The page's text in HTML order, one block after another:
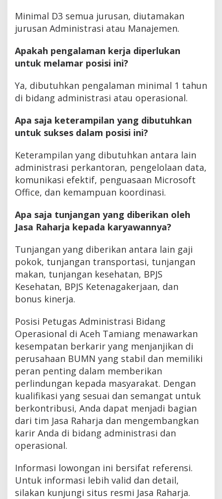
Minimal D3 semua jurusan, diutamakan
jurusan Administrasi atau Manajemen.
Apakah pengalaman kerja diperlukan
untuk melamar posisi ini?
Ya, dibutuhkan pengalaman minimal 1 tahun
di bidang administrasi atau operasional.
Apa saja keterampilan yang dibutuhkan
untuk sukses dalam posisi ini?
Keterampilan yang dibutuhkan antara lain
administrasi perkantoran, pengelolaan data,
komunikasi efektif, penguasaan Microsoft
Office, dan kemampuan koordinasi.
Apa saja tunjangan yang diberikan oleh
Jasa Raharja kepada karyawannya?
Tunjangan yang diberikan antara lain gaji
pokok, tunjangan transportasi, tunjangan
makan, tunjangan kesehatan, BPJS
Kesehatan, BPJS Ketenagakerjaan, dan
bonus kinerja.
Posisi Petugas Administrasi Bidang
Operasional di Aceh Tamiang menawarkan
kesempatan berkarir yang menjanjikan di
perusahaan BUMN yang stabil dan memiliki
peran penting dalam memberikan
perlindungan kepada masyarakat. Dengan
kualifikasi yang sesuai dan semangat untuk
berkontribusi, Anda dapat menjadi bagian
dari tim Jasa Raharja dan mengembangkan
karir Anda di bidang administrasi dan
operasional.
Informasi lowongan ini bersifat referensi.
Untuk informasi lebih valid dan detail,
silakan kunjungi situs resmi Jasa Raharja.